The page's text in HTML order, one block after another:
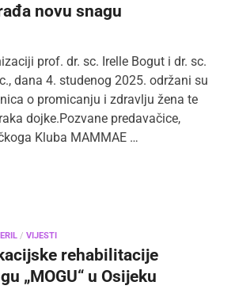
novu snagu
prof. dr. sc. Irelle Bogut i dr. sc.
dana 4. studenog 2025. održani su
o promicanju i zdravlju žena te
dojke.Pozvane predavačice,
Kluba MAMMAE …
/ VIJESTI
rehabilitacije
„MOGU“ u Osijeku